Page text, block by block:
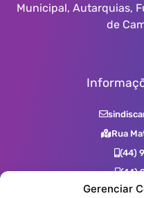
Gerenciar
Municipal, Autarquias,
de
Rua
(44)
(44)
(44)